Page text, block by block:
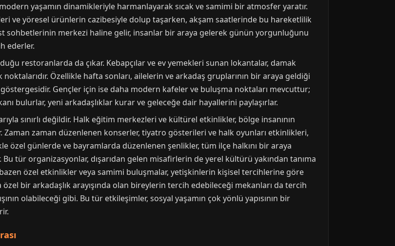
yaşamın dinamikleriyle harmanlayarak sıcak ve samimi bir atmosfer yaratır.
ve yöresel ürünlerin cazibesiyle dolup taşarken, akşam saatlerinde bu hareketlilik
sohbetlerinin merkezi haline gelir, insanlar bir araya gelerek günün yorgunluğunu
ederler.
restoranlarda da çıkar. Kebapçılar ve ev yemekleri sunan lokantalar, damak
Özellikle hafta sonları, ailelerin ve arkadaş gruplarının bir araya geldiği
Gençler için ise daha modern kafeler ve buluşma noktaları mevcuttur;
bulurlar, yeni arkadaşlıklar kurar ve geleceğe dair hayallerini paylaşırlar.
sınırlı değildir. Halk eğitim merkezleri ve kültürel etkinlikler, bölge insanının
zaman düzenlenen konserler, tiyatro gösterileri ve halk oyunları etkinlikleri,
özel günlerde ve bayramlarda düzenlenen şenlikler, tüm ilçe halkını bir araya
tür organizasyonlar, dışarıdan gelen misafirlerin de yerel kültürü yakından tanıma
özel etkinlikler veya samimi buluşmalar, yetişkinlerin kişisel tercihlerine göre
bir arkadaşlık arayışında olan bireylerin tercih edebileceği mekanları da tercih
olabileceği gibi. Bu tür etkileşimler, sosyal yaşamın çok yönlü yapısının bir